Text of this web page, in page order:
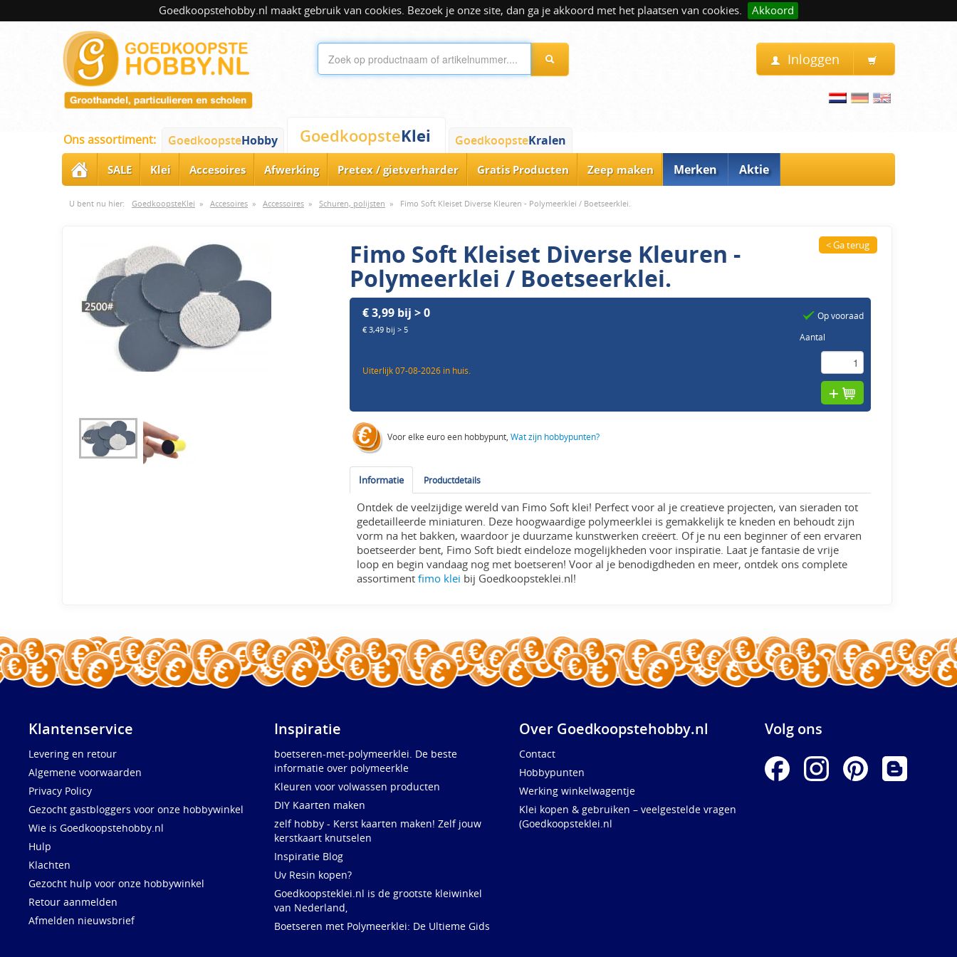
Goedkoopstehobby.nl maakt gebruik van cookies. Bezoek je onze site, dan ga je akkoord met het plaatsen van cookies. Akkoord
Inloggen
Ons assortiment: GoedkoopsteHobby GoedkoopsteKlei GoedkoopsteKralen
SALE Klei Accesoires Afwerking Pretex / gietverharder Gratis Producten Zeep maken Merken Aktie
U bent nu hier: GoedkoopsteKlei » Accesoires » Accessoires » Schuren, polijsten » Fimo Soft Kleiset Diverse Kleuren - Polymeerklei / Boetseerklei.
Fimo Soft Kleiset Diverse Kleuren -
Polymeerklei / Boetseerklei.
< Ga terug
€ 3,99 bij > 0
€ 3,49 bij > 5
Uiterlijk 07-08-2026 in huis.
Op vooraad
Aantal
Voor elke euro een hobbypunt,Wat zijn hobbypunten?
Informatie Productdetails
Ontdek de veelzijdige wereld van Fimo Soft klei! Perfect voor al je creatieve projecten, van sieraden tot
gedetailleerde miniaturen. Deze hoogwaardige polymeerklei is gemakkelijk te kneden en behoudt zijn
vorm na het bakken, waardoor je duurzame kunstwerken creëert. Of je nu een beginner of een ervaren
boetseerder bent, Fimo Soft biedt eindeloze mogelijkheden voor inspiratie. Laat je fantasie de vrije
loop en begin vandaag nog met boetseren! Voor al je benodigdheden en meer, ontdek ons complete
assortimentfimo klei bij Goedkoopsteklei.nl!
Klantenservice
Levering en retour
Algemene voorwaarden
Privacy Policy
Gezocht gastbloggers voor onze hobbywinkel
Wie is Goedkoopstehobby.nl
Hulp
Klachten
Gezocht hulp voor onze hobbywinkel
Retour aanmelden
Afmelden nieuwsbrief
Inspiratie
boetseren-met-polymeerklei. De beste
informatie over polymeerkle
Kleuren voor volwassen producten
DIY Kaarten maken
zelf hobby - Kerst kaarten maken! Zelf jouw
kerstkaart knutselen
Inspiratie Blog
Uv Resin kopen?
Goedkoopsteklei.nl is de grootste kleiwinkel
van Nederland,
Boetseren met Polymeerklei: De Ultieme Gids
Over Goedkoopstehobby.nl
Contact
Hobbypunten
Werking winkelwagentje
Klei kopen & gebruiken – veelgestelde vragen
(Goedkoopsteklei.nl
Volg ons